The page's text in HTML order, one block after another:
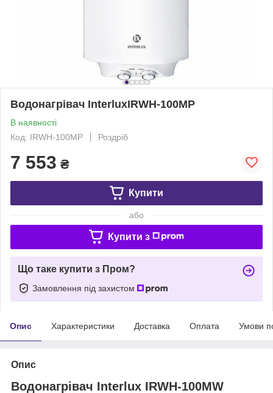
Водонагрівач InterluxIRWH-100MP
В наявності
Код: IRWH-100MP
Роздріб
7 553 ₴
Купити
або
Купити з
Що таке купити з Пром?
Замовлення під захистом
Опис Характеристики Доставка Оплата Умови
Опис
Водонагрівач Interlux IRWH-100MW